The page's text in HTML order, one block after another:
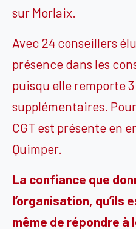
sur Morlaix.
Avec 24 conseillers
présence dans les
puisqu elle remporte
supplémentaires.
CGT est présente en
Quimper.
La confiance que
l’organisation, qu’ils
même de répondre